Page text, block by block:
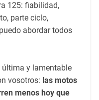
125: fiabilidad,
parte ciclo,
abordar todos
última y lamentable
vosotros: las motos
menos hoy que